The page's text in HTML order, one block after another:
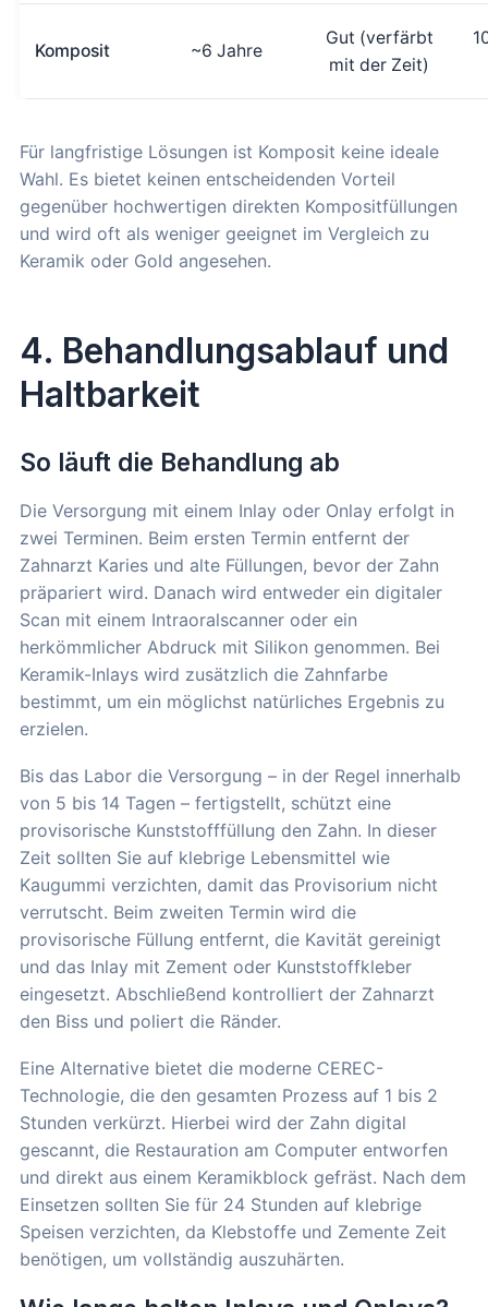
Komposit ~6 Jahre
Gut (verfärbt
mit der Zeit)
Für langfristige Lösungen ist Komposit keine ideale
Wahl. Es bietet keinen entscheidenden Vorteil
gegenüber hochwertigen direkten Kompositfüllungen
und wird oft als weniger geeignet im Vergleich zu
Keramik oder Gold angesehen.
4. Behandlungsablauf und
Haltbarkeit
So läuft die Behandlung ab
Die Versorgung mit einem Inlay oder Onlay erfolgt in
zwei Terminen. Beim ersten Termin entfernt der
Zahnarzt Karies und alte Füllungen, bevor der Zahn
präpariert wird. Danach wird entweder ein digitaler
Scan mit einem Intraoralscanner oder ein
herkömmlicher Abdruck mit Silikon genommen. Bei
Keramik-Inlays wird zusätzlich die Zahnfarbe
bestimmt, um ein möglichst natürliches Ergebnis zu
erzielen.
Bis das Labor die Versorgung – in der Regel innerhalb
von 5 bis 14 Tagen – fertigstellt, schützt eine
provisorische Kunststofffüllung den Zahn. In dieser
Zeit sollten Sie auf klebrige Lebensmittel wie
Kaugummi verzichten, damit das Provisorium nicht
verrutscht. Beim zweiten Termin wird die
provisorische Füllung entfernt, die Kavität gereinigt
und das Inlay mit Zement oder Kunststoffkleber
eingesetzt. Abschließend kontrolliert der Zahnarzt
den Biss und poliert die Ränder.
Eine Alternative bietet die moderne CEREC-
Technologie, die den gesamten Prozess auf 1 bis 2
Stunden verkürzt. Hierbei wird der Zahn digital
gescannt, die Restauration am Computer entworfen
und direkt aus einem Keramikblock gefräst. Nach dem
Einsetzen sollten Sie für 24 Stunden auf klebrige
Speisen verzichten, da Klebstoffe und Zemente Zeit
benötigen, um vollständig auszuhärten.